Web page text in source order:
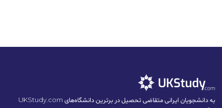
UKStudy.com به دانشجویان ایرانی متقاضی تحصیل در برترین دانشگاه‌های